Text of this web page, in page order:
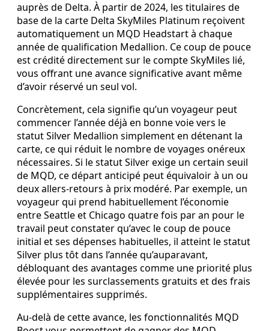
auprès de Delta. À partir de 2024, les titulaires de
base de la carte Delta SkyMiles Platinum reçoivent
automatiquement un MQD Headstart à chaque
année de qualification Medallion. Ce coup de pouce
est crédité directement sur le compte SkyMiles lié,
vous offrant une avance significative avant même
d’avoir réservé un seul vol.
Concrètement, cela signifie qu’un voyageur peut
commencer l’année déjà en bonne voie vers le
statut Silver Medallion simplement en détenant la
carte, ce qui réduit le nombre de voyages onéreux
nécessaires. Si le statut Silver exige un certain seuil
de MQD, ce départ anticipé peut équivaloir à un ou
deux allers‑retours à prix modéré. Par exemple, un
voyageur qui prend habituellement l’économie
entre Seattle et Chicago quatre fois par an pour le
travail peut constater qu’avec le coup de pouce
initial et ses dépenses habituelles, il atteint le statut
Silver plus tôt dans l’année qu’auparavant,
débloquant des avantages comme une priorité plus
élevée pour les surclassements gratuits et des frais
supplémentaires supprimés.
Au‑delà de cette avance, les fonctionnalités MQD